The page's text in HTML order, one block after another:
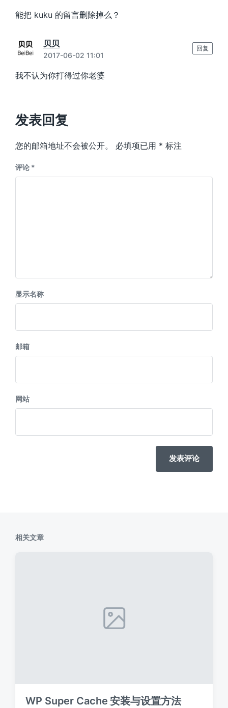
能把 kuku 的留言删除掉么？
贝贝
2017-06-02 11:01
我不认为你打得过你老婆
回复
发表回复
您的邮箱地址不会被公开。 必填项已用 * 标注
评论 *
显示名称
邮箱
网站
相关文章
WP Super Cache 安装与设置方法